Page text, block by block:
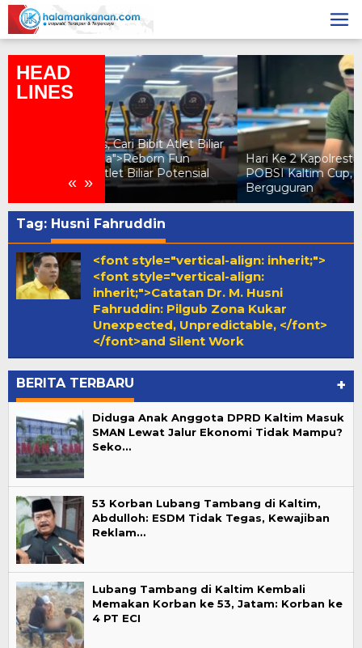
Skip
to
content
HEAD
LINES
« »
Hari Ke 2 Kapolresta Samarinda dan
POBSI Kaltim Cup, Puluhan Atlet
Berguguran
Tag: Husni Fahruddin
<font style="vertical-align: inherit;">
<font style="vertical-align:
inherit;">Catatan Dr. M. Husni
Fahruddin: Pilgub Zona Kukar
Unexpected, Unpredictable, </font>
</font>and Silent Work
BERITA TERBARU +
Diduga Anak Anggota DPRD Kaltim Masuk
SMAN Lewat Jalur Ekonomi Tidak Mampu?
Seko…
53 Korban Lubang Tambang di Kaltim,
Abdulloh: ESDM Tidak Tegas, Kewajiban
Reklam…
Lubang Tambang di Kaltim Kembali
Memakan Korban ke 53, Jatam: Korban ke
4 PT ECI